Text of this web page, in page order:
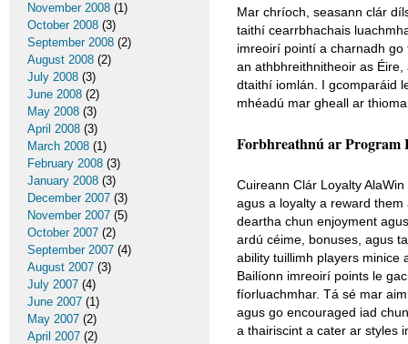
Mar chríoch, seasann clár
taithí cearrbhachais
imreoirí pointí a charnadh
an athbhreithnitheoir as
dtaithí iomlán. I gcomparáid
mhéadú mar gheall ar
Forbhreathnú ar Program
Cuireann Clár Loyalty
agus a loyalty a reward
deartha chun enjoyment
ardú céime, bonuses, agus
ability tuillimh players minice
Bailíonn imreoirí points le
fíorluachmhar. Tá sé mar
agus go encouraged iad
a thairiscint a cater ar styles
November 2008 (1)
October 2008 (3)
September 2008 (2)
August 2008 (2)
July 2008 (3)
June 2008 (2)
May 2008 (3)
April 2008 (3)
March 2008 (1)
February 2008 (3)
January 2008 (3)
December 2007 (3)
November 2007 (5)
October 2007 (2)
September 2007 (4)
August 2007 (3)
July 2007 (4)
June 2007 (1)
May 2007 (2)
April 2007 (2)